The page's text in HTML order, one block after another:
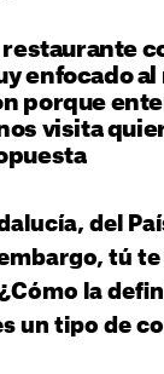
restaurante
enfocado al
porque
visita
del
tú te
la
un tipo de